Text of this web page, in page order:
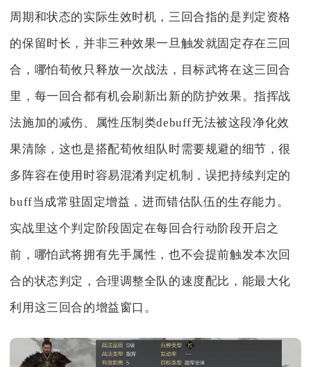
周期和状态的实际生效时机，三回合指的是判定资格
的保留时长，并非三种效果一旦触发就固定存在三回
合，哪怕荀攸只释放一次战法，目标武将在这三回合
里，每一回合都有机会刷新出新的防护效果。指挥战
法施加的减伤、属性压制类debuff无法被这段净化效
果清除，这也是搭配荀攸组队时需要规避的细节，很
多阵容在使用时容易混淆判定机制，误把持续判定的
buff当成常驻固定增益，进而错估队伍的生存能力。
实战里这个判定阶段固定在每回合行动阶段开启之
前，哪怕武将拥有先手属性，也不会提前触发本次回
合的状态判定，合理调整全队的速度配比，能最大化
利用这三回合的增益窗口。